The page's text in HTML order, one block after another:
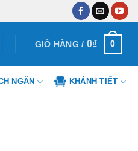
GIỎ HÀNG / 0₫ 0
NGĂN KHÁNH TIẾT